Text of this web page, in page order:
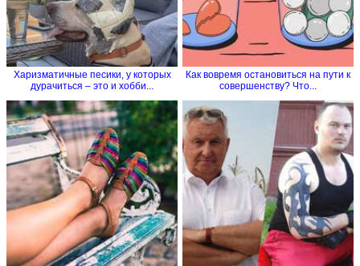
Харизматичные песики, у которых
дурачиться – это и хобби...
Как вовремя остановиться на пути к
совершенству? Что...